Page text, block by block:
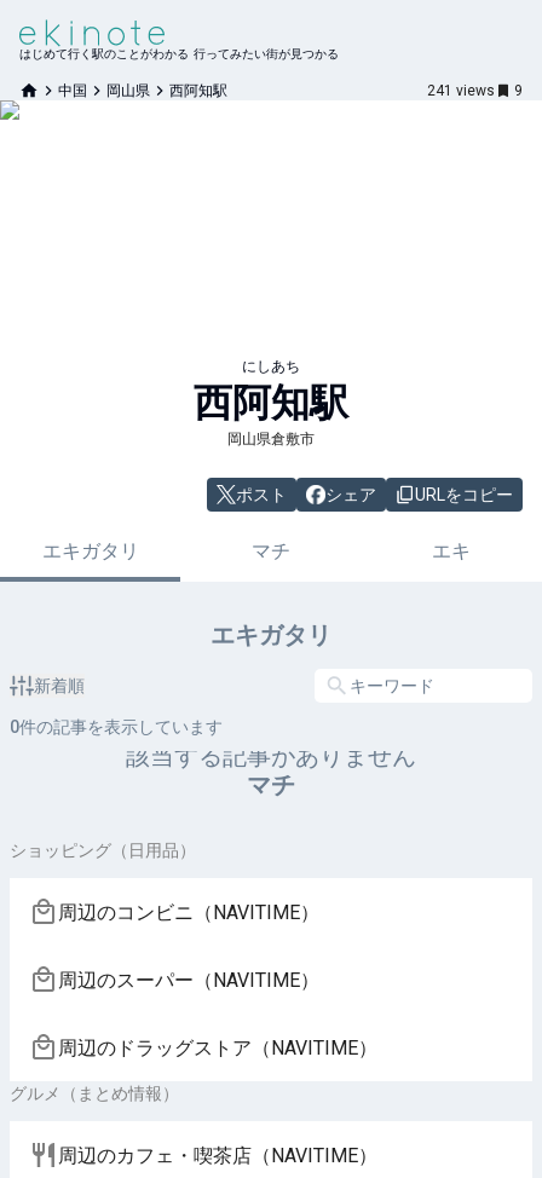
はじめて行く駅のことがわかる 行ってみたい街が見つかる
中国 岡山県 西阿知駅 241 views 9
にしあち
西阿知駅
岡山県倉敷市
ポスト シェア URLをコピー
エキガタリ マチ エキ
エキガタリ
新着順
0件の記事を表示しています
該当する記事がありません
マチ
ショッピング（日用品）
周辺のコンビニ（NAVITIME）
周辺のスーパー（NAVITIME）
周辺のドラッグストア（NAVITIME）
グルメ（まとめ情報）
周辺のカフェ・喫茶店（NAVITIME）